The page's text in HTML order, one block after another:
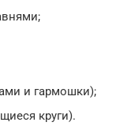
и гармошки);
круги).